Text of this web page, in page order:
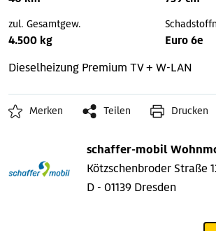
zul. Gesamtgew.
4.500 kg Euro 6e
Dieselheizung Premium TV + W-LAN
Merken Teilen Drucken
schaffer-mobil
Kötzschenbroder Straße
D - 01139 Dresden